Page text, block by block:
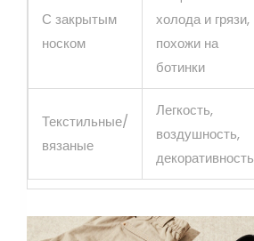
С закрытым
носком
холода и грязи,
похожи на
ботинки
Текстильные/
вязаные
Легкость,
воздушность,
декоративность